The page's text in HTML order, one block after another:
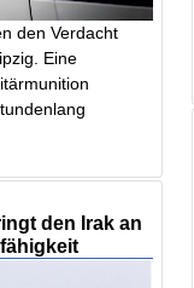
den Verdacht
Eine
den Irak an